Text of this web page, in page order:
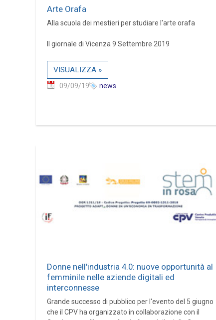
Arte Orafa
Alla scuola dei mestieri per studiare l'arte orafa
Il giornale di Vicenza 9 Settembre 2019
VISUALIZZA »
09/09/19 news
Donne nell'industria 4.0: nuove opportunità al
femminile nelle aziende digitali ed
interconnesse
Grande successo di pubblico per l'evento del 5 giugno
che il CPV ha organizzato in collaborazione con il